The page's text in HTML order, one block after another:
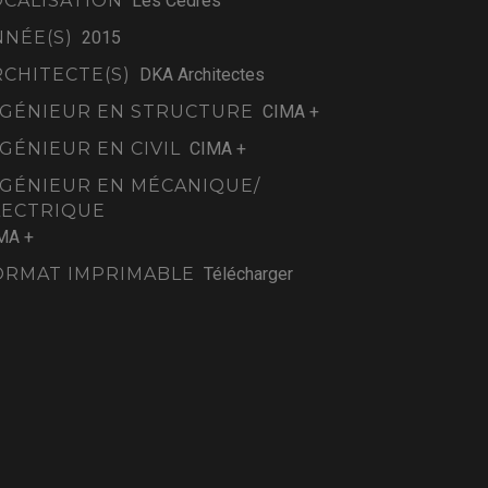
2015
DKA Architectes
EN STRUCTURE CIMA +
EN CIVIL CIMA +
EN MÉCANIQUE/
+
IMPRIMABLE Télécharger